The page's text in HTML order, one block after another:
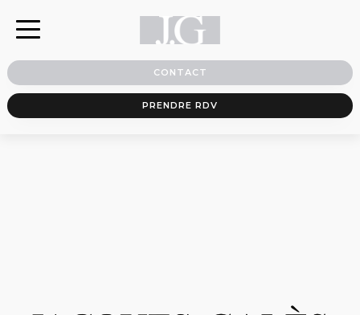
CONTACT
PRENDRE RDV